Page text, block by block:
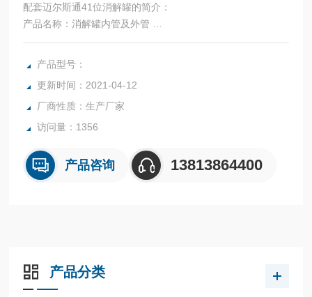
配套迈尔斯通41位消解罐的简介：
产品名称：消解罐内管及外管
规 格： 60ml、65ml、80ml、100ml 、多规格可定制
使用仪器：微波消解仪
产品配套：内管+垫片+盖子（不包括外管）
产品型号：
更新时间：2021-04-12
厂商性质：生产厂家
访问量：1356
产品咨询 13813864400
产品分类